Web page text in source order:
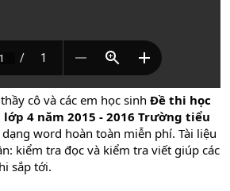
cô và các em học sinh Đề thi học
4 năm 2015 - 2016 Trường tiểu
word hoàn toàn miễn phí. Tài liệu
kiểm tra đọc và kiểm tra viết giúp các
sắp tới.